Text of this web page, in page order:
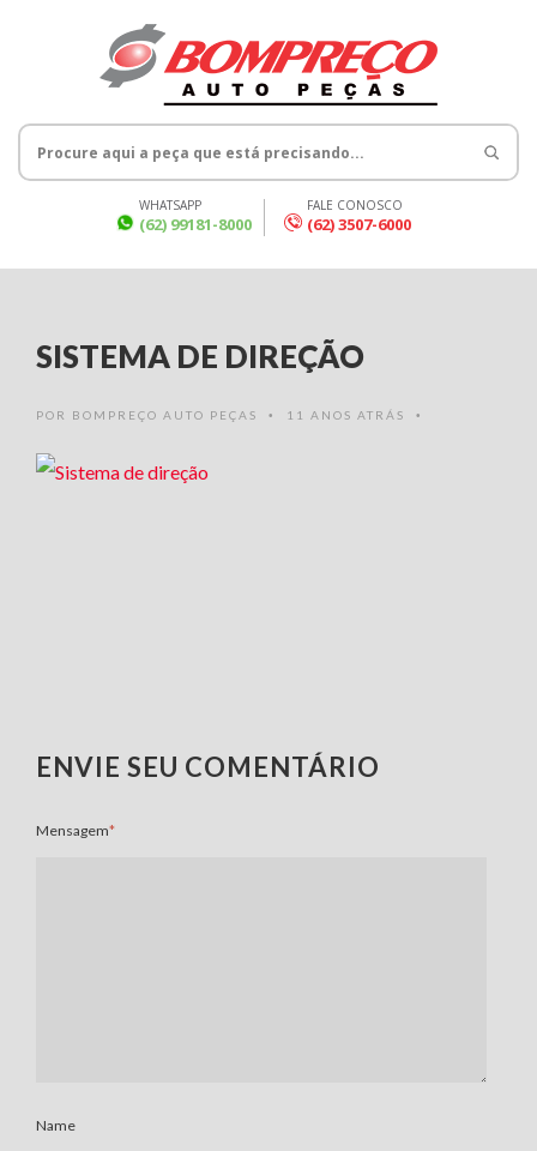
WHATSAPP
(62) 99181-8000
FALE CONOSCO
(62) 3507-6000
SISTEMA DE DIREÇÃO
POR BOMPREÇO AUTO PEÇAS • 11 ANOS ATRÁS •
ENVIE SEU COMENTÁRIO
Mensagem*
Name